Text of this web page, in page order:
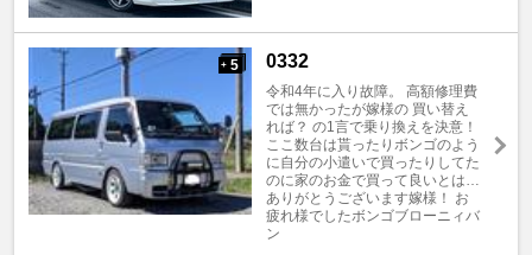
+ 5 0332
令和4年に入り故障。 高額修理費
では無かったが嫁様の 買い替え
れば？ の1言で乗り換えを決意！
ここ数台は貰ったりボンゴのよう
に自分の小遣いで買ったりしてた
のに家のお金で買って良いとは…
ありがとうございます嫁様！ お
疲れ様でしたボンゴブローニィバ
ン